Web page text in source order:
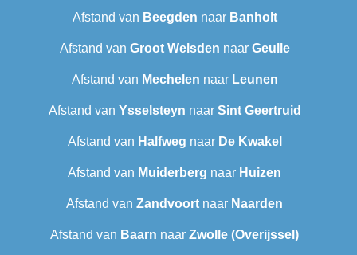
Afstand van Beegden naar Banholt
Afstand van Groot Welsden naar Geulle
Afstand van Mechelen naar Leunen
Afstand van Ysselsteyn naar Sint Geertruid
Afstand van Halfweg naar De Kwakel
Afstand van Muiderberg naar Huizen
Afstand van Zandvoort naar Naarden
Afstand van Baarn naar Zwolle (Overijssel)